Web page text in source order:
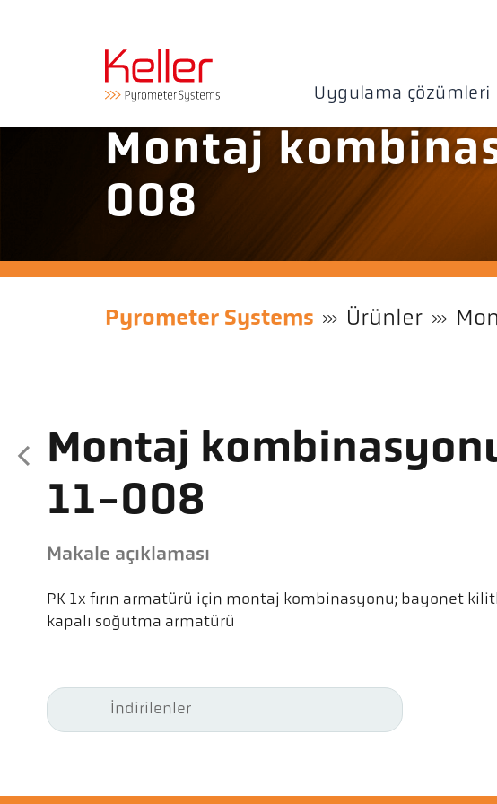
Uygulama çözümleri
Montaj
008
Pyrometer Systems Ürünler
Montaj
11-008
Makale açıklaması
PK 1x fırın armatürü için montaj kombinasyonu; bayonet
kapalı soğutma armatürü
İndirilenler